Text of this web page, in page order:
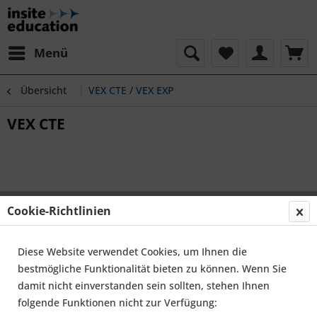
Menü
Übersicht VEX CTE / VEX EXP
VEX CTE
Cookie-Richtlinien
Diese Website verwendet Cookies, um Ihnen die
bestmögliche Funktionalität bieten zu können. Wenn Sie
damit nicht einverstanden sein sollten, stehen Ihnen
folgende Funktionen nicht zur Verfügung: